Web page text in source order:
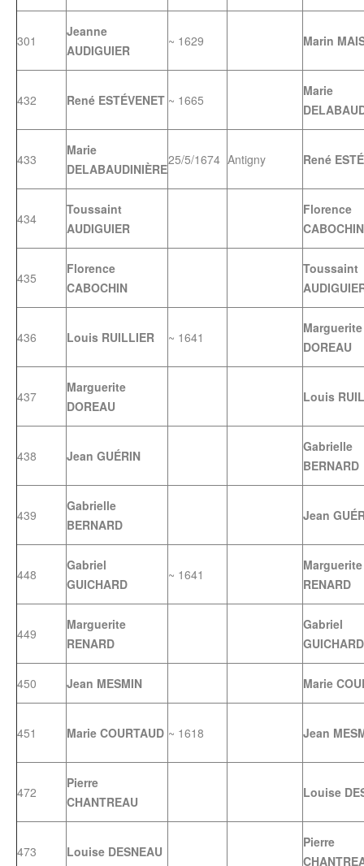
301
Jeanne
AUDIGUIER
~ 1629 Marin
432 René ESTÉVENET ~ 1665
Marie
433
Marie
DELABAUDINIÈRE
25/5/1674 Antigny René
434
Toussaint
AUDIGUIER
Florence
CABOCHIN
435
Florence
CABOCHIN
Toussaint
436 Louis RUILLIER ~ 1641
Marguerite
DOREAU
437
Marguerite
DOREAU
Louis
438 Jean GUÉRIN
Gabrielle
BERNARD
439
Gabrielle
BERNARD
Jean
448
Gabriel
GUICHARD
~ 1641
Marguerite
RENARD
449
Marguerite
RENARD
Gabriel
GUICHARD
450 Jean MESMIN Marie
451 Marie COURTAUD ~ 1618 Jean
472
Pierre
CHANTREAU
Louise
473 Louise DESNEAU
Pierre